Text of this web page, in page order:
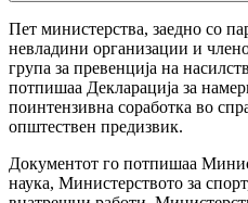
Пет министерства, заедно со
невладини организации и
група за превенција на
потпишаа Декларација за
поинтензивна соработка во
општествен предизвик.
Документот го потпишаа
наука, Министерството за